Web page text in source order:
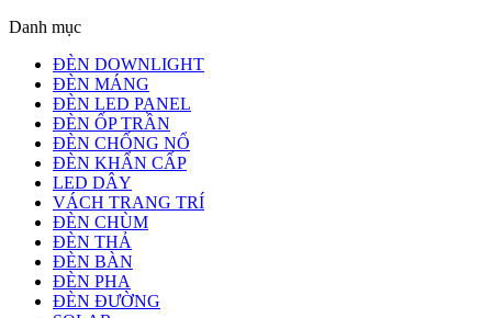
Danh mục
ĐÈN DOWNLIGHT
ĐÈN MÁNG
ĐÈN LED PANEL
ĐÈN ỐP TRẦN
ĐÈN CHỐNG NỔ
ĐÈN KHẨN CẤP
LED DÂY
VÁCH TRANG TRÍ
ĐÈN CHÙM
ĐÈN THẢ
ĐÈN BÀN
ĐÈN PHA
ĐÈN ĐƯỜNG